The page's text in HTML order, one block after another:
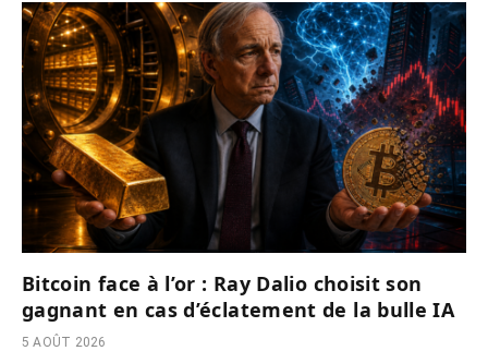
Bitcoin face à l’or : Ray Dalio choisit son
gagnant en cas d’éclatement de la bulle IA
5 AOÛT 2026